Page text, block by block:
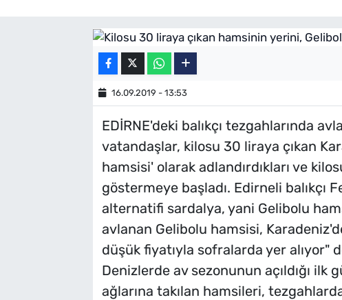
16.09.2019 - 13:53
EDİRNE'deki balıkçı tezgahlarında
vatandaşlar, kilosu 30 liraya çıkan
hamsisi' olarak adlandırdıkları ve
göstermeye başladı. Edirneli balıkçı
alternatifi sardalya, yani Gelibolu
avlanan Gelibolu hamsisi,
düşük fiyatıyla sofralarda yer alıyor"
Denizlerde av sezonunun açıldığı ilk
ağlarına takılan hamsileri,
TV REHBERİ